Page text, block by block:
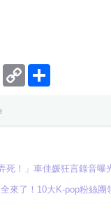
WhatsApp
Copy
Link
分
死！」車佳媛狂言錄音
來了！10大K-pop粉絲